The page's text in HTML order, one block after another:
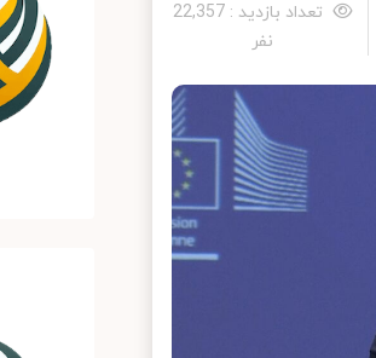
تعداد بازدید : 22,357
نفر